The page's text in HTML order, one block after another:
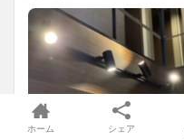
ホーム シェア